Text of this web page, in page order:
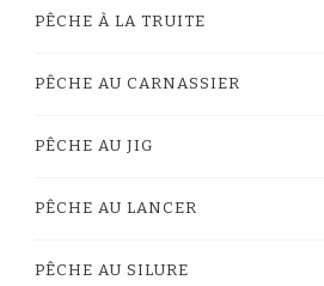
PÊCHE À LA TRUITE
PÊCHE AU CARNASSIER
PÊCHE AU JIG
PÊCHE AU LANCER
PÊCHE AU SILURE